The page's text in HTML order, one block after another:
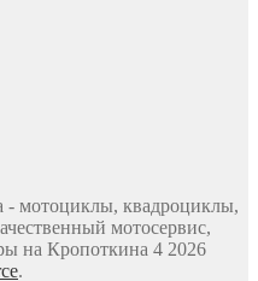
- мотоциклы, квадроциклы,
мотосервис,
на Кропоткина 4 2026
.